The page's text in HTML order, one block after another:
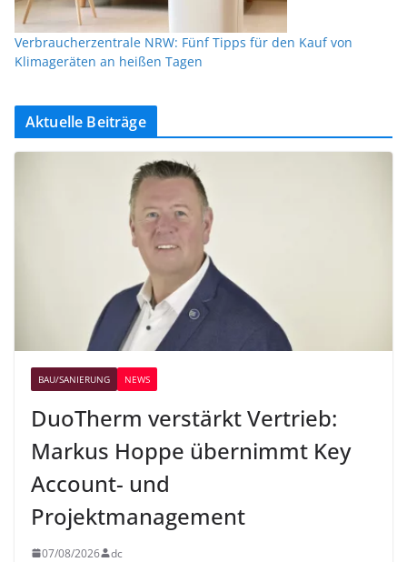
Verbraucherzentrale NRW: Fünf Tipps für den Kauf von
Klimageräten an heißen Tagen
Aktuelle Beiträge
BAU/SANIERUNG NEWS
DuoTherm verstärkt Vertrieb:
Markus Hoppe übernimmt Key
Account- und
Projektmanagement
07/08/2026 dc